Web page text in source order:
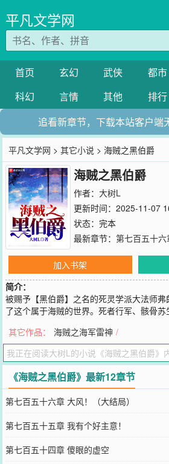
平凡文学网
首页 玄幻 武侠 都市
科幻
言情 其他 排行
追看新章节，下载本站客户端
平凡文学网 >其它小说 > 海贼之黑伯爵
海贼之黑伯爵
作者： 大树L
更新时间：2025-11-07
状态：完本
最新章节： 第七百五十六
加入书架
简介：
被赐予【黑伯爵】之名的死灵学派大法师
了这个属于海贼的世界。死者行军、骸骨
眼自己不断渗血的手臂，洛威特冷静思考：
这是一个死灵法师在大海搅风搅雨的故事。
您要是觉得《海贼之黑伯爵》还不错的话请
微信里的朋友推荐哦！
其它作品： 海贼之海军雷神 /
《海贼之黑伯爵》最新12章节
第七百五十六章 大风！（大结局）
第七百五十五章 我有个好主意！
第七百五十四章 傻眼的虚空